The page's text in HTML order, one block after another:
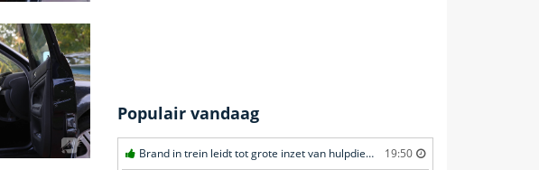
Populair vandaag
Brand in trein leidt tot grote inzet van hulpdiensten in Amersfoort 19:50